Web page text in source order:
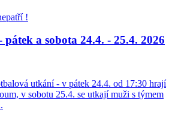
!
a sobota 24.4. - 25.4. 2026
utkání - v pátek 24.4. od 17:30 hrají
v sobotu 25.4. se utkají muži s týmem